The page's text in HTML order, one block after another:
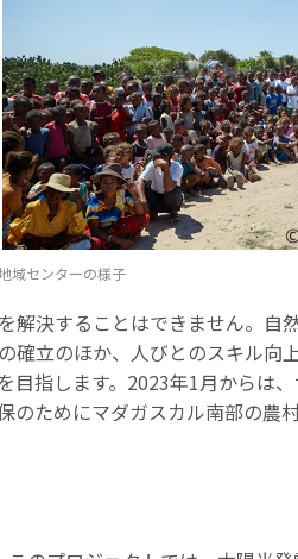
域センターの様子
決することはできません。自
立のほか、人びとのスキル向
目指します。2023年1月からは
ためにマダガスカル南部の農